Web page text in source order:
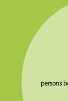
persons